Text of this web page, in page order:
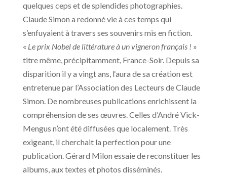
quelques ceps et de splendides photographies.
Claude Simon a redonné vie à ces temps qui
s’enfuyaient à travers ses souvenirs mis en fiction.
« Le prix Nobel de littérature à un vigneron français ! »
titre même, précipitamment, France-Soir. Depuis sa
disparition il y a vingt ans, l‘aura de sa création est
entretenue par l’Association des Lecteurs de Claude
Simon. De nombreuses publications enrichissent la
compréhension de ses œuvres. Celles d’André Vick-
Mengus n’ont été diffusées que localement. Très
exigeant, il cherchait la perfection pour une
publication. Gérard Milon essaie de reconstituer les
albums, aux textes et photos disséminés.